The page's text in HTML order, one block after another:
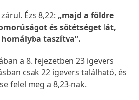
Ézs 8,22: „majd a földre
és sötétséget lát,
taszítva”.
a 8. fejezetben 23 igevers
csak 22 igevers található, és
felel meg a 8,23-nak.